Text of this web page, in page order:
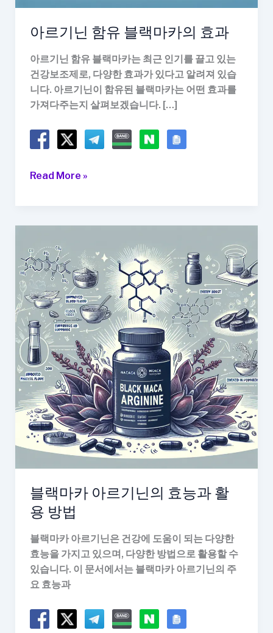
아르기닌 함유 블랙마카의 효과
아르기닌 함유 블랙마카는 최근 인기를 끌고 있는
건강보조제로, 다양한 효과가 있다고 알려져 있습
니다. 아르기닌이 함유된 블랙마카는 어떤 효과를
가져다주는지 살펴보겠습니다. […]
아
유
블
랙
마
카
의
효
과
Read More »
블랙마카 아르기닌의 효능과 활
용 방법
블랙마카 아르기닌은 건강에 도움이 되는 다양한
효능을 가지고 있으며, 다양한 방법으로 활용할 수
있습니다. 이 문서에서는 블랙마카 아르기닌의 주
요 효능과